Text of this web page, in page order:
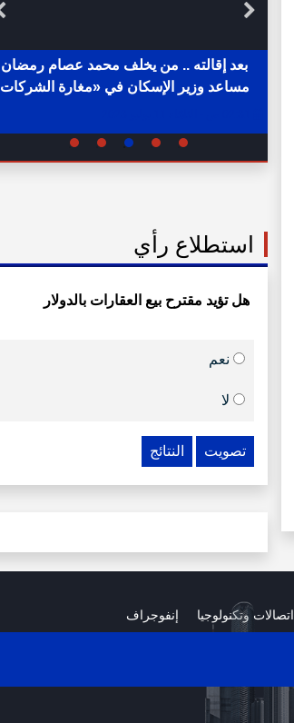
بعد إقالته .. من يخلف محمد عصام رمضان
مساعد وزير الإسكان في «مغارة الشركات
استطلاع رأي
هل تؤيد مقترح بيع العقارات بالدولار
نعم
لا
تصويت النتائج
اتصالات وتكنولوجيا إنفوجراف